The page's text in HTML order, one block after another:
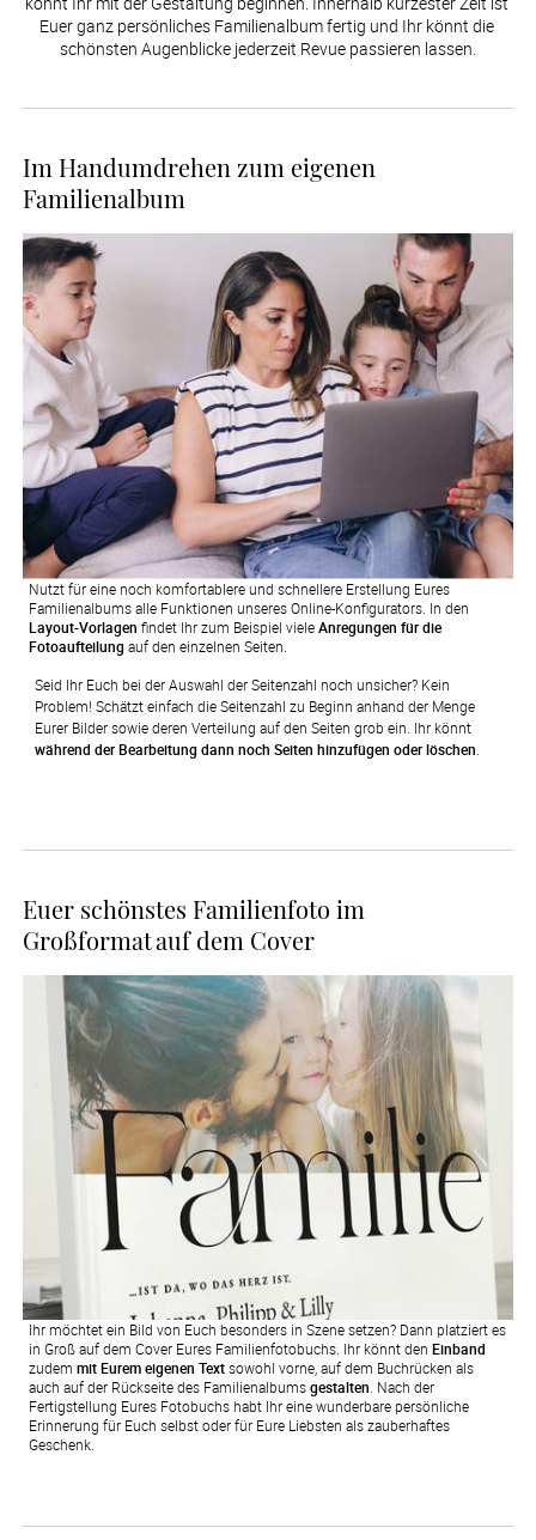
Euer ganz persönliches Familienalbum fertig und Ihr könnt die
schönsten Augenblicke jederzeit Revue passieren lassen.
Im Handumdrehen zum eigenen
Familienalbum
Nutzt für eine noch komfortablere und schnellere Erstellung Eures
Familienalbums alle Funktionen unseres Online-Konfigurators. In den
Layout-Vorlagen findet Ihr zum Beispiel vieleAnregungen für die
Fotoaufteilung auf den einzelnen Seiten.
Seid Ihr Euch bei der Auswahl der Seitenzahl noch unsicher? Kein
Problem! Schätzt einfach die Seitenzahl zu Beginn anhand der Menge
Eurer Bilder sowie deren Verteilung auf den Seiten grob ein. Ihr könnt
während der Bearbeitung dann noch Seiten hinzufügen oder löschen
Euer schönstes Familienfoto im
Großformat auf dem Cover
Ihr möchtet ein Bild von Euch besonders in Szene setzen? Dann platziert es
in Groß auf dem Cover Eures Familienfotobuchs. Ihr könnt den Einband
zudem mit Eurem eigenen Textsowohl vorne, auf dem Buchrücken als
auch auf der Rückseite des Familienalbumsgestalten. Nach der
Fertigstellung Eures Fotobuchs habt Ihr eine wunderbare persönliche
Erinnerung für Euch selbst oder für Eure Liebsten als zauberhaftes
Geschenk.